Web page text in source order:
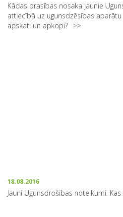
Kādas prasības nosaka jaunie
attiecībā uz ugunsdzēsības
apskati un apkopi?
18.08.2016
Jauni Ugunsdrošības noteikumi.